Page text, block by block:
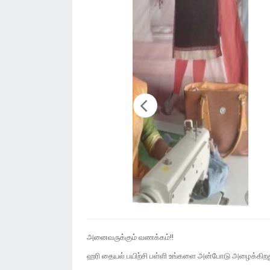
அனைவருக்கும் வணக்கம்!!
ஹரி தையல் பயிற்சி பள்ளி உங்களை அன்போடு